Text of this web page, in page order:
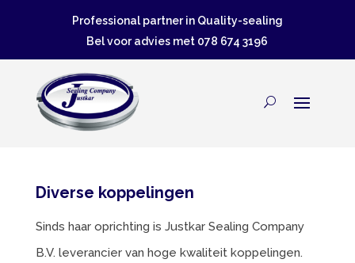
Professional partner in Quality-sealing
Bel voor advies met 078 674 3196
Diverse koppelingen
Sinds haar oprichting is Justkar Sealing Company
B.V. leverancier van hoge kwaliteit koppelingen.